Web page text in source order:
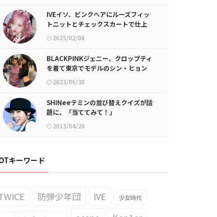
IVEイソ、ピンクヘアにルーズフィッ
トニットとチェックスカートで仕上
げたY2Kスタイル
2025/02/06
BLACKPINKジェニー、クロップティ
を着て東京でモデルのシン・ヒョン
ジとデート
2023/06/30
SHINeeテミンの並び替えクイズが話
題に、「当ててみて！」
2013/04/26
キーワード
防弾少年団 IVE 少女時代